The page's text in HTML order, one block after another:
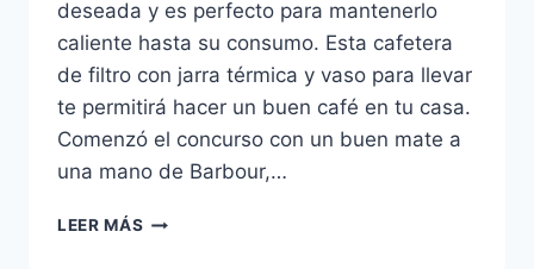
deseada y es perfecto para mantenerlo
caliente hasta su consumo. Esta cafetera
de filtro con jarra térmica y vaso para llevar
te permitirá hacer un buen café en tu casa.
Comenzó el concurso con un buen mate a
una mano de Barbour,…
LEER MÁS CAMISETAS